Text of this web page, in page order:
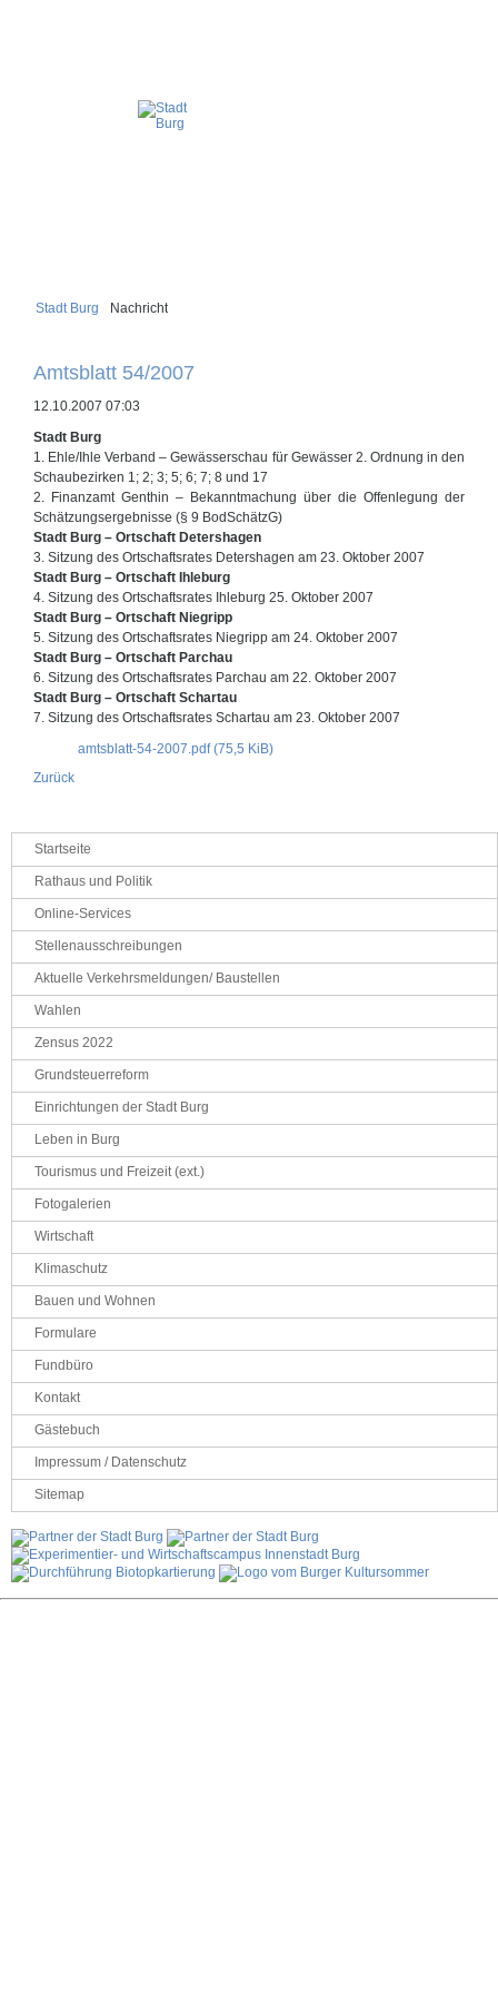
Stadt Burg Nachricht
Amtsblatt 54/2007
12.10.2007 07:03
Stadt Burg
1. Ehle/Ihle Verband – Gewässerschau für Gewässer 2. Ordnung in den
Schaubezirken 1; 2; 3; 5; 6; 7; 8 und 17
2. Finanzamt Genthin – Bekanntmachung über die Offenlegung der
Schätzungsergebnisse (§ 9 BodSchätzG)
Stadt Burg – Ortschaft Detershagen
3. Sitzung des Ortschaftsrates Detershagen am 23. Oktober 2007
Stadt Burg – Ortschaft Ihleburg
4. Sitzung des Ortschaftsrates Ihleburg 25. Oktober 2007
Stadt Burg – Ortschaft Niegripp
5. Sitzung des Ortschaftsrates Niegripp am 24. Oktober 2007
Stadt Burg – Ortschaft Parchau
6. Sitzung des Ortschaftsrates Parchau am 22. Oktober 2007
Stadt Burg – Ortschaft Schartau
7. Sitzung des Ortschaftsrates Schartau am 23. Oktober 2007
amtsblatt-54-2007.pdf(75,5 KiB)
Zurück
Navigation
überspringen
Startseite
Rathaus und Politik
Online-Services
Stellenausschreibungen
Aktuelle Verkehrsmeldungen/ Baustellen
Wahlen
Zensus 2022
Grundsteuerreform
Einrichtungen der Stadt Burg
Leben in Burg
Tourismus und Freizeit (ext.)
Fotogalerien
Wirtschaft
Klimaschutz
Bauen und Wohnen
Formulare
Fundbüro
Kontakt
Gästebuch
Impressum / Datenschutz
Sitemap